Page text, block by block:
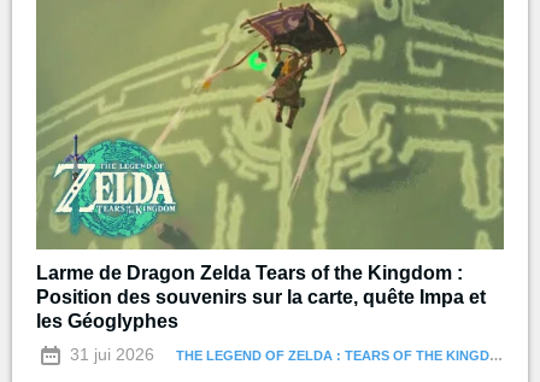
Larme de Dragon Zelda Tears of the Kingdom :
Position des souvenirs sur la carte, quête Impa et
les Géoglyphes
31 jui 2026 THE LEGEND OF ZELDA : TEARS OF THE KINGDOM